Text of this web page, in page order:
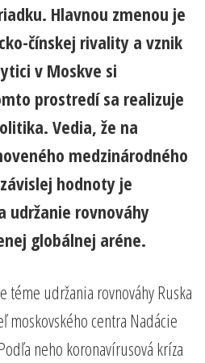
Hlavnou zmenou je
čínskej rivality a vznik
v Moskve si
prostredí sa realizuje
Vedia, že na
medzinárodného
hodnoty je
udržanie rovnováhy
globálnej aréne.
téme udržania rovnováhy Ruska
centra Nadácie
neho koronavírusová kríza